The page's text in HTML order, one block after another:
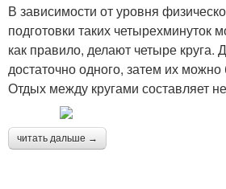
В зависимости от уровня
подготовки таких четырехминуток
как правило, делают четыре круга.
достаточно одного, затем их можно
Отдых между кругами составляет
читать дальше →